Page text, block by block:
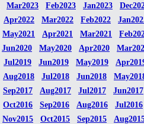
Mar2023 Feb2023 Jan2023
Apr2022 Mar2022 Feb2022
May2021 Apr2021 Mar2021
Jun2020 May2020 Apr2020
Jul2019 Jun2019 May2019
Aug2018 Jul2018 Jun2018
Sep2017 Aug2017 Jul2017
Jun2017
Oct2016 Sep2016 Aug2016
Jul2016
Nov2015 Oct2015 Sep2015